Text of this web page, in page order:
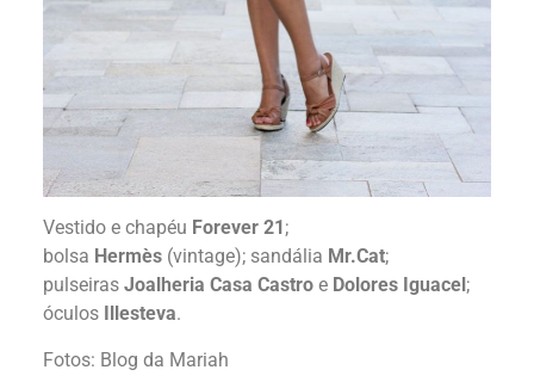
Vestido e chapéu Forever 21 ;
bolsa Hermès (vintage); sandália Mr.Cat;
pulseiras Joalheria Casa Castro e Dolores Iguacel ;
óculos
Illesteva.
Fotos: Blog da Mariah